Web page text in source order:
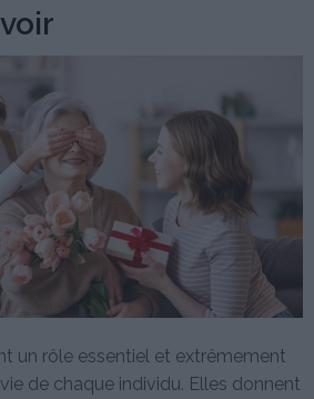
un rôle essentiel et extrêmement
de chaque individu. Elles donnent